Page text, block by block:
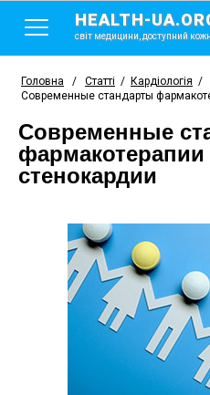
HEALTH-
світ медицини, доступний
Головна / Статті / Кардіологія /
Современные стандарты
Современные
стенокардии